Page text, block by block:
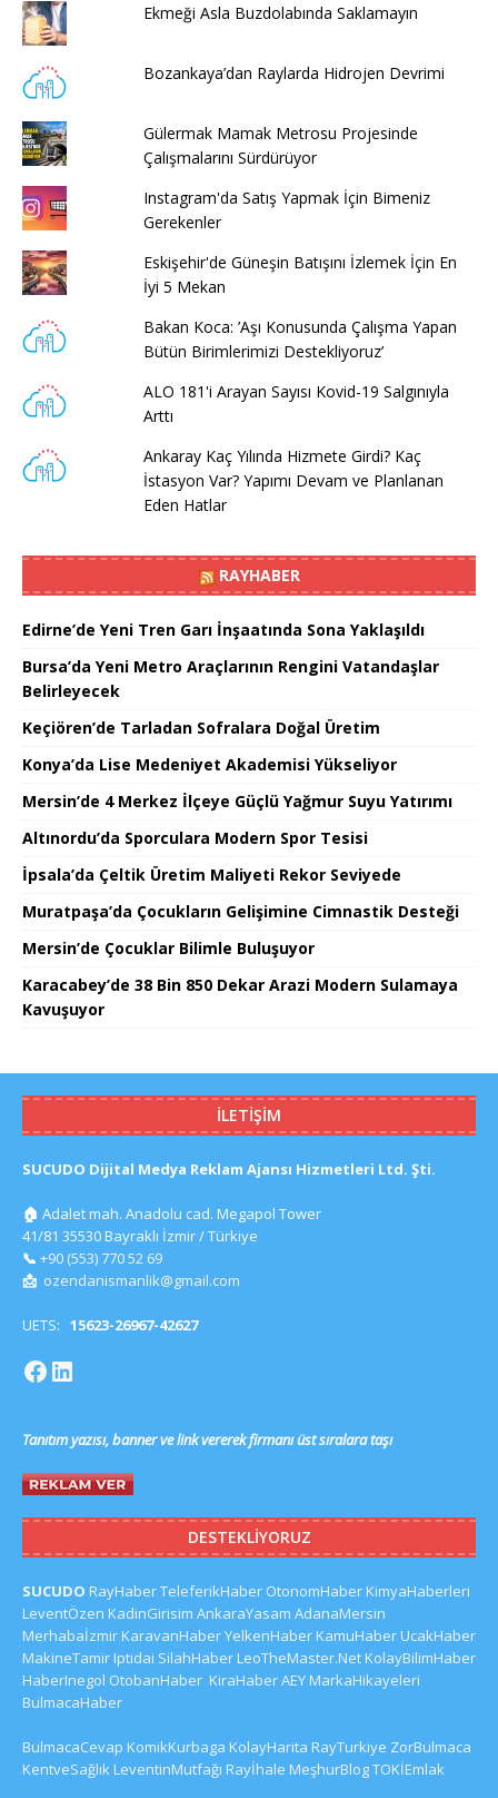
Ekmeği Asla Buzdolabında Saklamayın
Bozankaya’dan Raylarda Hidrojen Devrimi
Gülermak Mamak Metrosu Projesinde
Çalışmalarını Sürdürüyor
Instagram'da Satış Yapmak İçin Bimeniz
Gerekenler
Eskişehir'de Güneşin Batışını İzlemek İçin En
İyi 5 Mekan
Bakan Koca: ’Aşı Konusunda Çalışma Yapan
Bütün Birimlerimizi Destekliyoruz’
ALO 181'i Arayan Sayısı Kovid-19 Salgınıyla
Arttı
Ankaray Kaç Yılında Hizmete Girdi? Kaç
İstasyon Var? Yapımı Devam ve Planlanan
Eden Hatlar
RAYHABER
Edirne’de Yeni Tren Garı İnşaatında Sona Yaklaşıldı
Bursa’da Yeni Metro Araçlarının Rengini Vatandaşlar
Belirleyecek
Keçiören’de Tarladan Sofralara Doğal Üretim
Konya’da Lise Medeniyet Akademisi Yükseliyor
Mersin’de 4 Merkez İlçeye Güçlü Yağmur Suyu Yatırımı
Altınordu’da Sporculara Modern Spor Tesisi
İpsala’da Çeltik Üretim Maliyeti Rekor Seviyede
Muratpaşa’da Çocukların Gelişimine Cimnastik Desteği
Mersin’de Çocuklar Bilimle Buluşuyor
Karacabey’de 38 Bin 850 Dekar Arazi Modern Sulamaya
Kavuşuyor
İLETIŞIM
SUCUDO Dijital Medya Reklam Ajansı Hizmetleri Ltd. Şti.
🏠 Adalet mah. Anadolu cad. Megapol Tower
41/81 35530 Bayraklı İzmir / Türkiye
📞 +90 (553) 770 52 69
📩 ozendanismanlik@gmail.com
UETS: 15623-26967-42627
Tanıtım yazısı, banner ve link vererek firmanı üst sıralara taşı
DESTEKLIYORUZ
SUCUDO RayHaberTeleferikHaber OtonomHaberKimyaHaberleri
LeventÖzen KadinGirisim AnkaraYasam AdanaMersin
MerhabaİzmirKaravanHaberYelkenHaberKamuHaberUcakHaber
MakineTamirIptidai SilahHaberLeoTheMaster.NetKolayBilimHaber
HaberInegol OtobanHaber KiraHaberAEYMarkaHikayeleri
BulmacaHaber
BulmacaCevap KomikKurbaga KolayHarita RayTurkiye ZorBulmaca
KentveSağlıkLeventinMutfağı Rayİhale MeşhurBlogTOKİEmlak